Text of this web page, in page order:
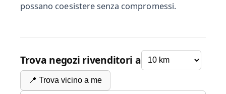
possano coesistere senza compromessi.
Trova negozi rivenditori a
📍 Trova vicino a me